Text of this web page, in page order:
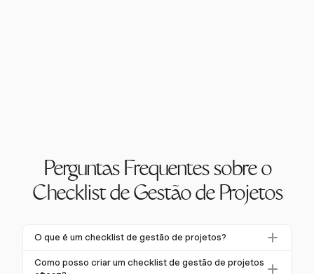
Perguntas Frequentes sobre o
Checklist de Gestão de Projetos
O que é um checklist de gestão de projetos?
Um checklist de gestão de projetos é um documento
Como posso criar um checklist de gestão de projetos